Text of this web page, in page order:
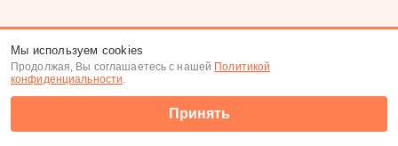
Мы используем cookies
Продолжая, Вы соглашаетесь с нашей Политикой
конфиденциальности.
Принять